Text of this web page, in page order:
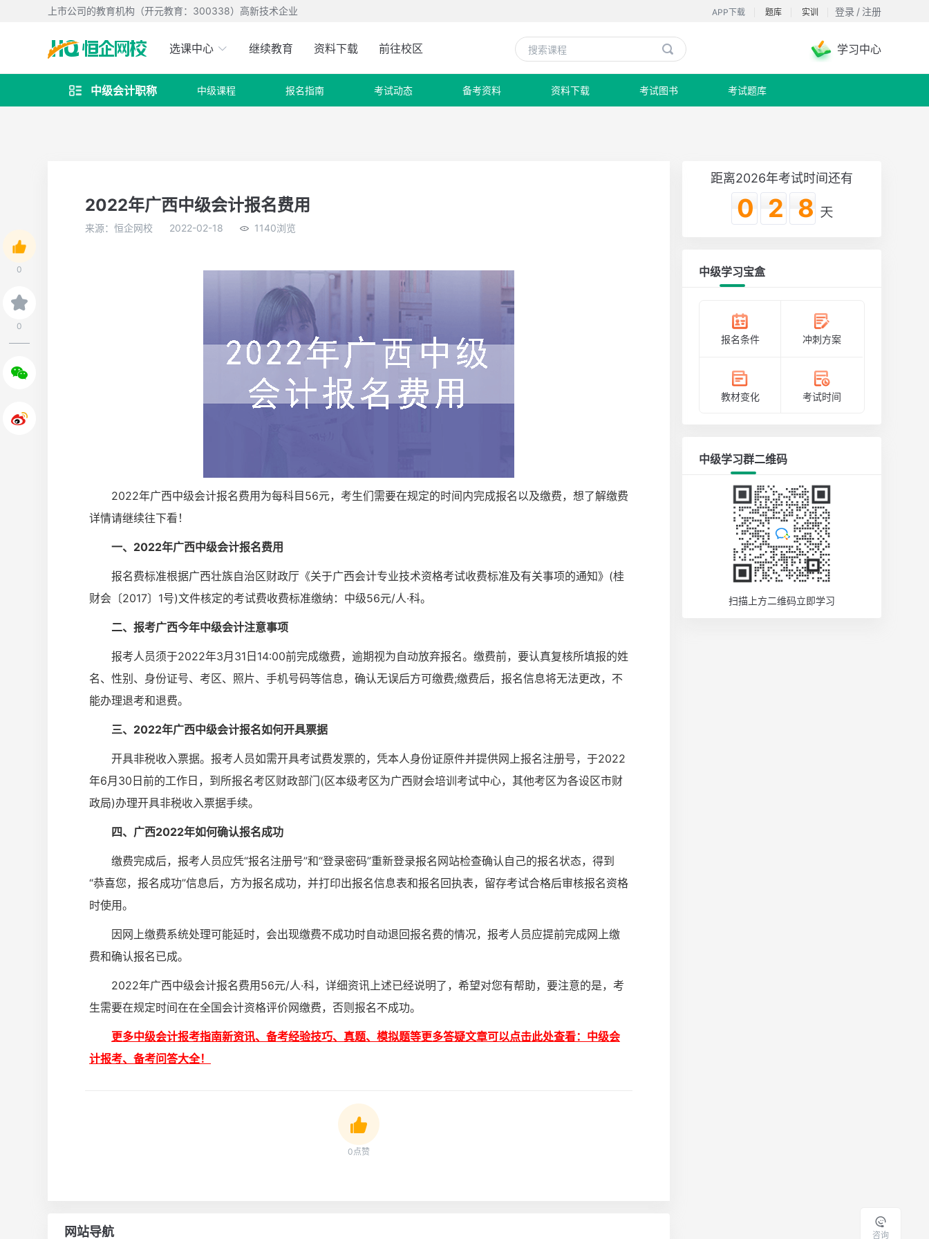
上市公司的教育机构（开元教育：300338）高新技术企业 登录 / 注册
实训
题库
APP下载
选课中心 继续教育 资料下载 前往校区  学习中心
 中级会计职称 中级课程 报名指南 考试动态 备考资料 资料下载 考试图书 考试题库
咨询
0
0
2022年广西中级会计报名费用
来源：恒企网校 2022-02-18 1140浏览
2022年广西中级会计报名费用为每科目56元，考生们需要在规定的时间内完成报名以及缴费，想了解缴费
详情请继续往下看！
一、2022年广西中级会计报名费用
报名费标准根据广西壮族自治区财政厅《关于广西会计专业技术资格考试收费标准及有关事项的通知》(桂
财会〔2017〕1号)文件核定的考试费收费标准缴纳：中级56元/人·科。
二、报考广西今年中级会计注意事项
报考人员须于2022年3月31日14:00前完成缴费，逾期视为自动放弃报名。缴费前，要认真复核所填报的姓
名、性别、身份证号、考区、照片、手机号码等信息，确认无误后方可缴费;缴费后，报名信息将无法更改，不
能办理退考和退费。
三、2022年广西中级会计报名如何开具票据
开具非税收入票据。报考人员如需开具考试费发票的，凭本人身份证原件并提供网上报名注册号，于2022
年6月30日前的工作日，到所报名考区财政部门(区本级考区为广西财会培训考试中心，其他考区为各设区市财
政局)办理开具非税收入票据手续。
四、广西2022年如何确认报名成功
缴费完成后，报考人员应凭“报名注册号”和“登录密码”重新登录报名网站检查确认自己的报名状态，得到
“恭喜您，报名成功”信息后，方为报名成功，并打印出报名信息表和报名回执表，留存考试合格后审核报名资格
时使用。
因网上缴费系统处理可能延时，会出现缴费不成功时自动退回报名费的情况，报考人员应提前完成网上缴
费和确认报名已成。
2022年广西中级会计报名费用56元/人·科，详细资讯上述已经说明了，希望对您有帮助，要注意的是，考
生需要在规定时间在在全国会计资格评价网缴费，否则报名不成功。
更多中级会计报考指南新资讯、备考经验技巧、真题、模拟题等更多答疑文章可以点击此处查看：中级会
计报考、备考问答大全！
0点赞
网站导航
距离2026年考试时间还有
028
中级学习宝盒
报名条件 冲刺方案
教材变化 考试时间
中级学习群二维码
扫描上方二维码立即学习